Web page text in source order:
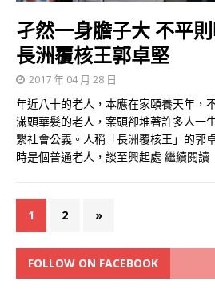
孑然一身膽子大 不平
長洲覆核王郭卓堅
2017 年 04 月 28 日
年近八十的老人，本應在家頤養天年，
滿頭華髮的老人，案頭卻堆著許多人一
繫社會公義。人稱「長洲覆核王」的郭
時是個普通老人，談至興起處 繼續閱讀
1 2 »
FOLLOW ON FACEBOOK